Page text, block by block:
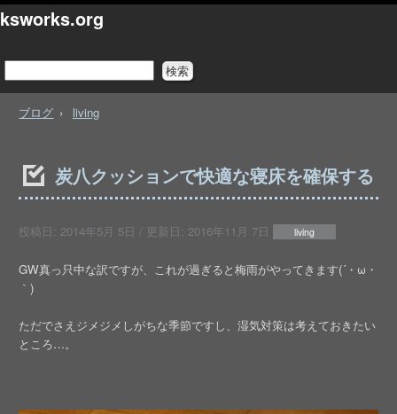
ksworks.org
ブログ living
炭八クッションで快適な寝床を確保する
投稿日: 2014年5月 5日 / 更新日: 2016年11月 7日 living
GW真っ只中な訳ですが、これが過ぎると梅雨がやってきます(´・ω・
｀)
ただでさえジメジメしがちな季節ですし、湿気対策は考えておきたい
ところ…。